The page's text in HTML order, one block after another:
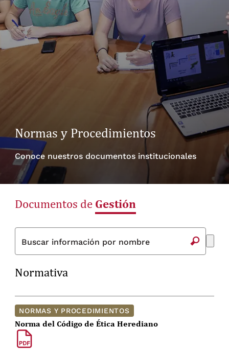
Normas y Procedimientos
Conoce nuestros documentos institucionales
Documentos de Gestión
Buscar información por nombre
Normativa
NORMAS Y PROCEDIMIENTOS
Norma del Código de Ética Herediano